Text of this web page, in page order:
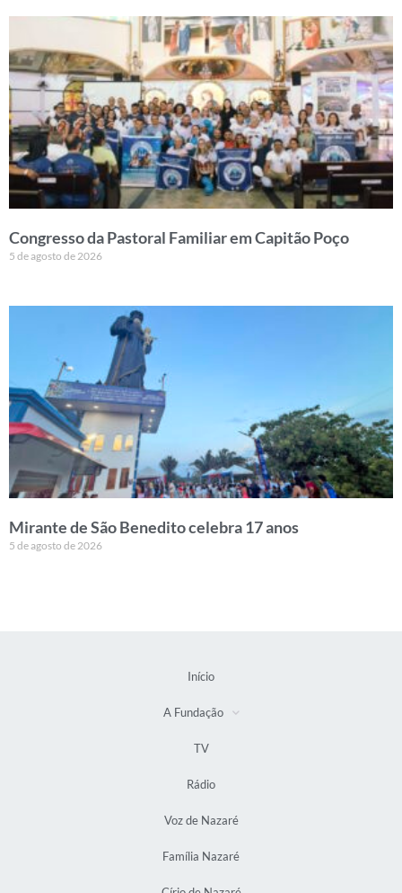
Congresso da Pastoral Familiar em Capitão Poço
5 de agosto de 2026
Mirante de São Benedito celebra 17 anos
5 de agosto de 2026
Início
A Fundação
TV
Rádio
Voz de Nazaré
Família Nazaré